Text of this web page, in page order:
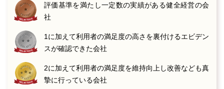
評価基準を満たし一定数の実績がある健全経営の会
社
1に加えて利用者の満足度の高さを裏付けるエビデン
スが確認できた会社
2に加えて利用者の満足度を維持向上し改善なども真
摯に行っている会社